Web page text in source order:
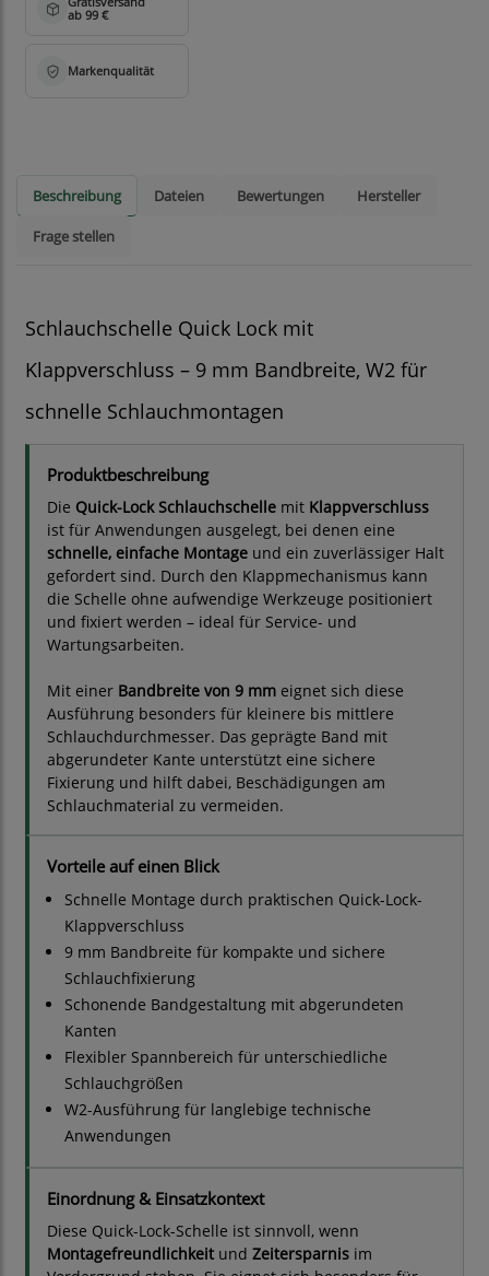
Beschreibung Dateien Bewertungen Hersteller
Frage stellen
Schlauchschelle Quick Lock mit
Klappverschluss – 9 mm Bandbreite, W2 für
schnelle Schlauchmontagen
Produktbeschreibung
Die Quick-Lock Schlauchschelle mit Klappverschluss
ist für Anwendungen ausgelegt, bei denen eine
schnelle, einfache Montage und ein zuverlässiger Halt
gefordert sind. Durch den Klappmechanismus kann
die Schelle ohne aufwendige Werkzeuge positioniert
und fixiert werden – ideal für Service- und
Wartungsarbeiten.
Mit einer Bandbreite von 9 mm eignet sich diese
Ausführung besonders für kleinere bis mittlere
Schlauchdurchmesser. Das geprägte Band mit
abgerundeter Kante unterstützt eine sichere
Fixierung und hilft dabei, Beschädigungen am
Schlauchmaterial zu vermeiden.
Vorteile auf einen Blick
Schnelle Montage durch praktischen Quick-Lock-
Klappverschluss
9 mm Bandbreite für kompakte und sichere
Schlauchfixierung
Schonende Bandgestaltung mit abgerundeten
Kanten
Flexibler Spannbereich für unterschiedliche
Schlauchgrößen
W2-Ausführung für langlebige technische
Anwendungen
Einordnung & Einsatzkontext
Diese Quick-Lock-Schelle ist sinnvoll, wenn
Montagefreundlichkeit und Zeitersparnis im